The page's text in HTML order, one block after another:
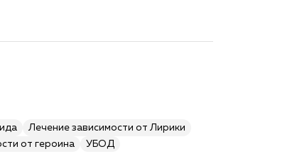
Лечение зависимости от Лирики
от героина
УБОД